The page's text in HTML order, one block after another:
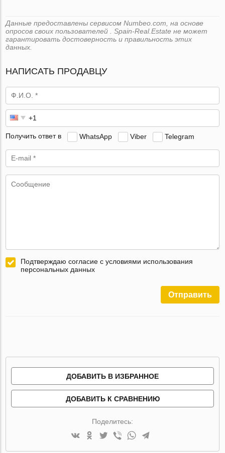
Данные предоставлены сервисом Numbeo.com, на основе
опросов своих пользователей . Spain-Real.Estate не может
гарантировать достоверность и правильность этих
данных.
НАПИСАТЬ ПРОДАВЦУ
Получить ответ в WhatsApp Viber Telegram
Подтверждаю согласие с условиями использования
персональных данных
Отправить
ДОБАВИТЬ В ИЗБРАННОЕ
ДОБАВИТЬ К СРАВНЕНИЮ
Поделитесь: